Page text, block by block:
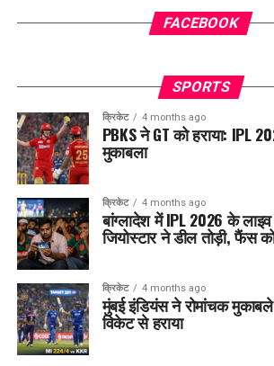
FACEBOOK
SPORTS
क्रिकेट 4 months ago
PBKS ने GT को हराया: IPL
मुकाबला
क्रिकेट 4 months ago
बांग्लादेश में IPL 2026 के
जियोस्टार ने डील तोड़ी, फैंस
क्रिकेट 4 months ago
मुंबई इंडियंस ने रोमांचक
विकेट से हराया